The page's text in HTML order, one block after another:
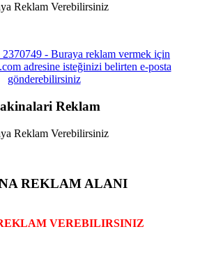
Reklam Verebilirsiniz
Reklam
Reklam Verebilirsiniz
REKLAM ALANI
VEREBILIRSINIZ